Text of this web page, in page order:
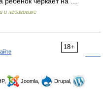
и педагогике
18+
Joomla,
Drupal,